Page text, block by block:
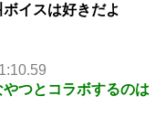
イスは好きだよ
つとコラボするのは